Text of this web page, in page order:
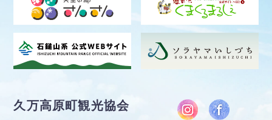
久万高原町観光協会